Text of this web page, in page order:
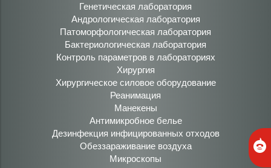
Генетическая лаборатория
Андрологическая лаборатория
Патоморфологическая лаборатория
Бактериологическая лаборатория
Контроль параметров в лабораториях
Хирургия
Хирургическое силовое оборудование
Реанимация
Манекены
Антимикробное белье
Дезинфекция инфицированных отходов
Обеззараживание воздуха
Микроскопы